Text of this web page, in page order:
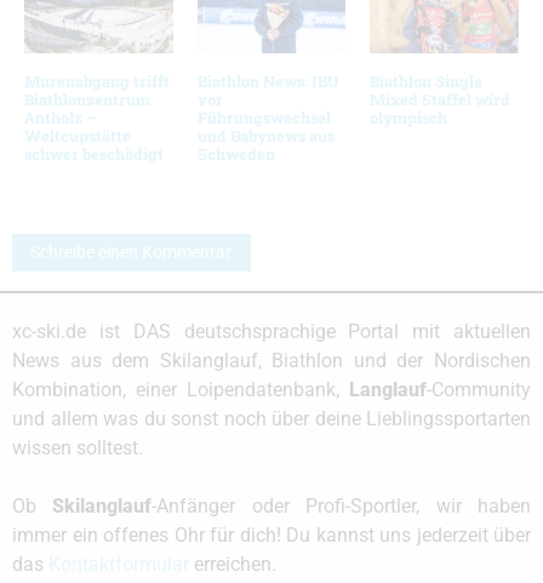
Murenabgang trifft
Biathlonzentrum
Antholz –
Weltcupstätte
schwer beschädigt
Biathlon News: IBU
vor
Führungswechsel
und Babynews aus
Schweden
Biathlon Single
Mixed Staffel wird
olympisch
Schreibe einen Kommentar
xc-ski.de ist DAS deutschsprachige Portal mit aktuellen
News aus dem Skilanglauf, Biathlon und der Nordischen
Kombination, einer Loipendatenbank, Langlauf-Community
und allem was du sonst noch über deine Lieblingssportarten
wissen solltest.
Ob Skilanglauf-Anfänger oder Profi-Sportler, wir haben
immer ein offenes Ohr für dich! Du kannst uns jederzeit über
das
erreichen.